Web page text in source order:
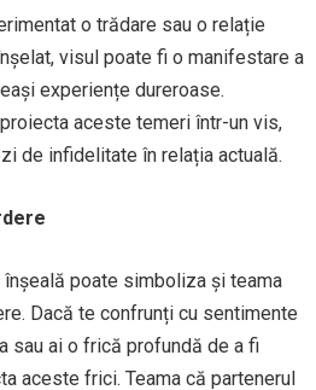
o trădare sau o relație
visul poate fi o manifestare a
experiențe dureroase.
aceste temeri într-un vis,
de infidelitate în relația actuală.
poate simboliza și teama
Dacă te confrunți cu sentimente
sau ai o frică profundă de a fi
aceste frici. Teama că partenerul